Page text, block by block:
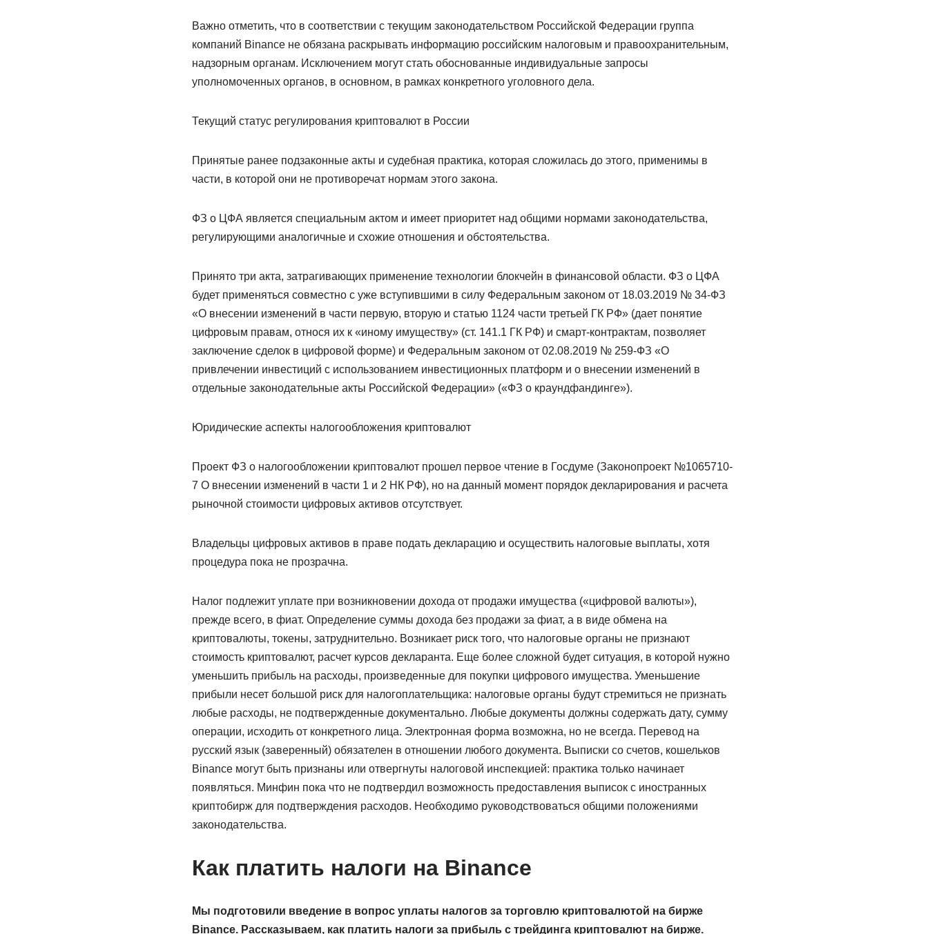
Важно отметить, что в соответствии с текущим законодательством Российской Федерации группа
компаний Binance не обязана раскрывать информацию российским налоговым и правоохранительным,
надзорным органам. Исключением могут стать обоснованные индивидуальные запросы
уполномоченных органов, в основном, в рамках конкретного уголовного дела.
Текущий статус регулирования криптовалют в России
Принятые ранее подзаконные акты и судебная практика, которая сложилась до этого, применимы в
части, в которой они не противоречат нормам этого закона.
ФЗ о ЦФА является специальным актом и имеет приоритет над общими нормами законодательства,
регулирующими аналогичные и схожие отношения и обстоятельства.
Принято три акта, затрагивающих применение технологии блокчейн в финансовой области. ФЗ о ЦФА
будет применяться совместно с уже вступившими в силу Федеральным законом от 18.03.2019 № 34-ФЗ
«О внесении изменений в части первую, вторую и статью 1124 части третьей ГК РФ» (дает понятие
цифровым правам, относя их к «иному имуществу» (ст. 141.1 ГК РФ) и смарт-контрактам, позволяет
заключение сделок в цифровой форме) и Федеральным законом от 02.08.2019 № 259-ФЗ «О
привлечении инвестиций с использованием инвестиционных платформ и о внесении изменений в
отдельные законодательные акты Российской Федерации» («ФЗ о краундфандинге»).
Юридические аспекты налогообложения криптовалют
Проект ФЗ о налогообложении криптовалют прошел первое чтение в Госдуме (Законопроект №1065710-
7 О внесении изменений в части 1 и 2 НК РФ), но на данный момент порядок декларирования и расчета
рыночной стоимости цифровых активов отсутствует.
Владельцы цифровых активов в праве подать декларацию и осуществить налоговые выплаты, хотя
процедура пока не прозрачна.
Налог подлежит уплате при возникновении дохода от продажи имущества («цифровой валюты»),
прежде всего, в фиат. Определение суммы дохода без продажи за фиат, а в виде обмена на
криптовалюты, токены, затруднительно. Возникает риск того, что налоговые органы не признают
стоимость криптовалют, расчет курсов декларанта. Еще более сложной будет ситуация, в которой нужно
уменьшить прибыль на расходы, произведенные для покупки цифрового имущества. Уменьшение
прибыли несет большой риск для налогоплательщика: налоговые органы будут стремиться не признать
любые расходы, не подтвержденные документально. Любые документы должны содержать дату, сумму
операции, исходить от конкретного лица. Электронная форма возможна, но не всегда. Перевод на
русский язык (заверенный) обязателен в отношении любого документа. Выписки со счетов, кошельков
Binance могут быть признаны или отвергнуты налоговой инспекцией: практика только начинает
появляться. Минфин пока что не подтвердил возможность предоставления выписок с иностранных
криптобирж для подтверждения расходов. Необходимо руководствоваться общими положениями
законодательства.
Как платить налоги на Binance
Мы подготовили введение в вопрос уплаты налогов за торговлю криптовалютой на бирже
Binance. Рассказываем, как платить налоги за прибыль с трейдинга криптовалют на бирже.